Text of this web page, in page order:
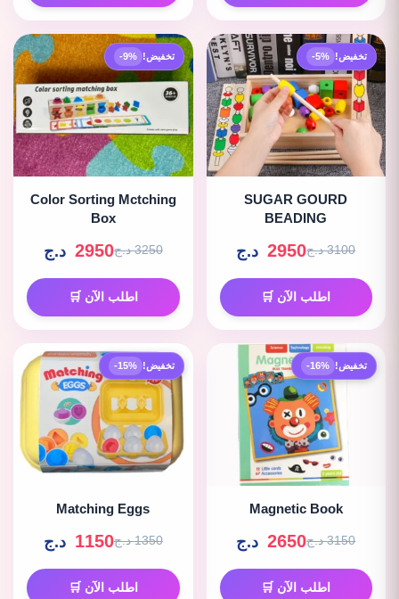
تخفيض! -5%
SUGAR GOURD
BEADING
3100 د.ج 2950 د.ج
اطلب الآن 🛒
تخفيض! -9%
Color Sorting Mctching
Box
3250 د.ج 2950 د.ج
اطلب الآن 🛒
تخفيض! -16%
Magnetic Book
3150 د.ج 2650 د.ج
اطلب الآن 🛒
تخفيض! -15%
Matching Eggs
1350 د.ج 1150 د.ج
اطلب الآن 🛒